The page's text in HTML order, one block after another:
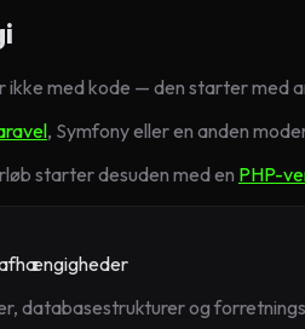
ikke med kode — den starter
, Symfony eller en anden
starter desuden med en PHP-
databasestrukturer og